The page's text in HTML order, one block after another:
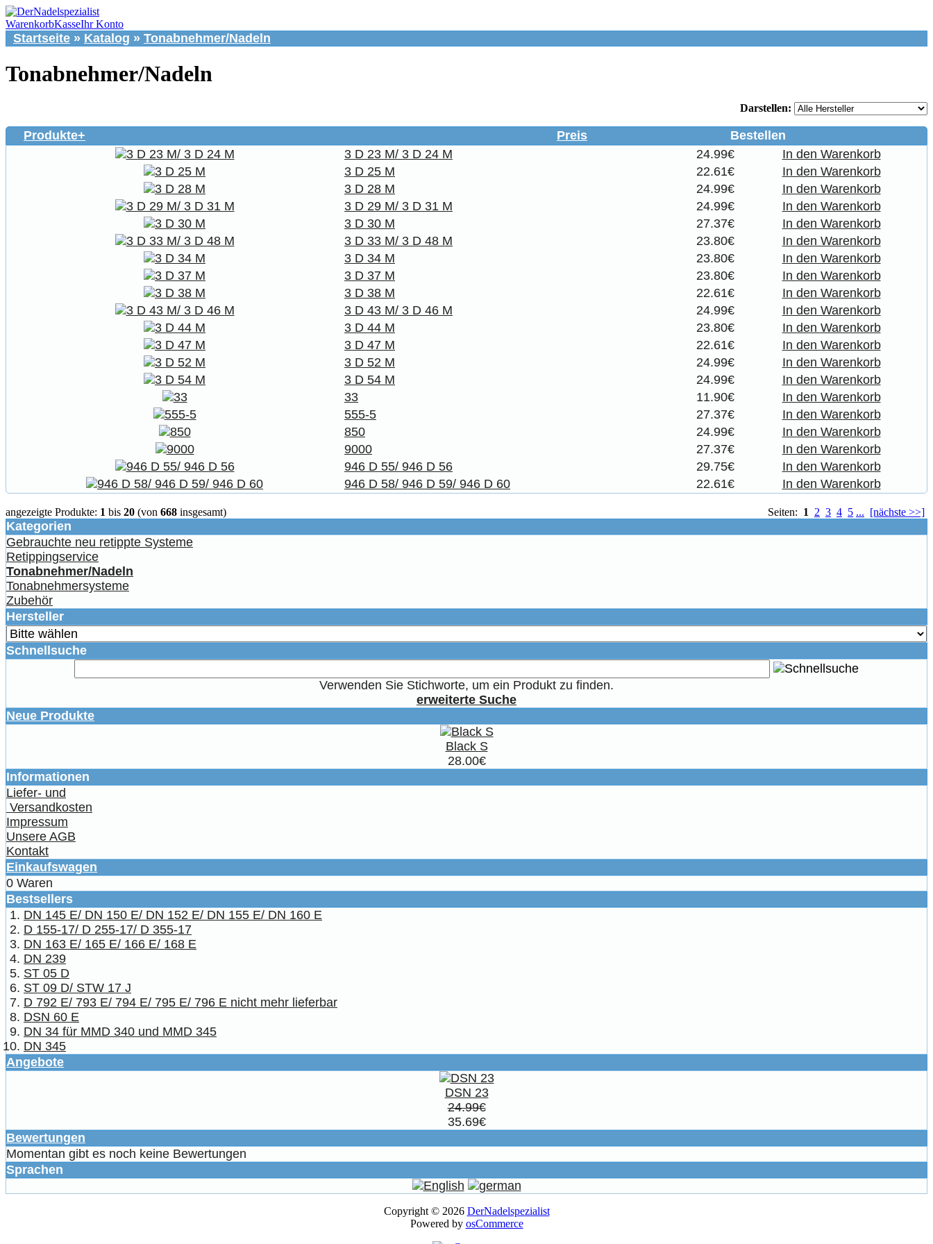
WarenkorbKasseIhr Konto
Startseite » Katalog » Tonabnehmer/Nadeln
Tonabnehmer/Nadeln
Darstellen:
Produkte+ Preis
Bestellen
3 D 23 M/ 3 D 24 M
24.99€
In den Warenkorb
3 D 25 M
22.61€
In den Warenkorb
3 D 28 M
24.99€
In den Warenkorb
3 D 29 M/ 3 D 31 M
24.99€
In den Warenkorb
3 D 30 M
27.37€
In den Warenkorb
3 D 33 M/ 3 D 48 M
23.80€
In den Warenkorb
3 D 34 M
23.80€
In den Warenkorb
3 D 37 M
23.80€
In den Warenkorb
3 D 38 M
22.61€
In den Warenkorb
3 D 43 M/ 3 D 46 M
24.99€
In den Warenkorb
3 D 44 M
23.80€
In den Warenkorb
3 D 47 M
22.61€
In den Warenkorb
3 D 52 M
24.99€
In den Warenkorb
3 D 54 M
24.99€
In den Warenkorb
33
11.90€
In den Warenkorb
555-5
27.37€
In den Warenkorb
850
24.99€
In den Warenkorb
9000
27.37€
In den Warenkorb
946 D 55/ 946 D 56
29.75€
In den Warenkorb
946 D 58/ 946 D 59/ 946 D 60
22.61€ In den Warenkorb
Seiten: 1 2 3 4 5 ... [nächste >>]
angezeigte Produkte: 1 bis 20 (von 668 insgesamt)
Kategorien
Gebrauchte neu retippte Systeme
Retippingservice
Tonabnehmer/Nadeln
Tonabnehmersysteme
Zubehör
Hersteller
Schnellsuche
Verwenden Sie Stichworte, um ein Produkt zu finden.
erweiterte Suche
Neue Produkte
Black S
28.00€
Informationen
Liefer- und
Versandkosten
Impressum
Unsere AGB
Kontakt
Einkaufswagen
0 Waren
Bestsellers
DN 145 E/ DN 150 E/ DN 152 E/ DN 155 E/ DN 160 E
D 155-17/ D 255-17/ D 355-17
DN 163 E/ 165 E/ 166 E/ 168 E
DN 239
ST 05 D
ST 09 D/ STW 17 J
D 792 E/ 793 E/ 794 E/ 795 E/ 796 E nicht mehr lieferbar
DSN 60 E
DN 34 für MMD 340 und MMD 345
DN 345
Angebote
DSN 23
24.99€
35.69€
Bewertungen
Momentan gibt es noch keine Bewertungen
Sprachen
Copyright © 2026 DerNadelspezialist
Powered by osCommerce